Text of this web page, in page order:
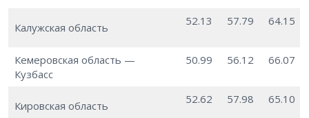
Калужская область 52.13 57.79 64.15
Кемеровская область —
Кузбасс
50.99 56.12 66.07
Кировская область 52.62 57.98 65.10